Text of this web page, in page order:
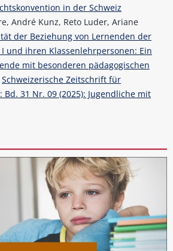
in der Schweiz
André Kunz, Reto Luder, Ariane
der Beziehung von Lernenden der
und ihren Klassenlehrpersonen: Ein
mit besonderen pädagogischen
Schweizerische Zeitschrift für
Bd. 31 Nr. 09 (2025): Jugendliche mit